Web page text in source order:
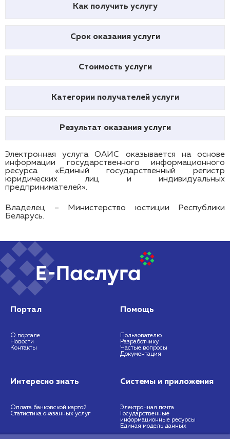
Как получить услугу
Срок оказания услуги
Стоимость услуги
Категории получателей услуги
Результат оказания услуги
Электронная услуга ОАИС оказывается на основе
информации государственного информационного
ресурса «Единый государственный регистр
юридических лиц и индивидуальных
предпринимателей».
Владелец – Министерство юстиции Республики
Беларусь.
Портал
О портале
Новости
Контакты
Помощь
Пользователю
Разработчику
Частые вопросы
Документация
Интересно знать
Оплата банковской картой
Статистика оказанных услуг
Системы и приложения
Электронная почта
Государственные
информационные ресурсы
Единая модель данных